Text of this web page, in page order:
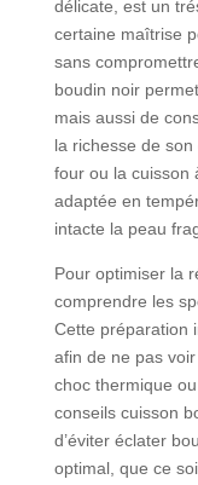
délicate, est un
certaine maîtrise
sans
boudin noir
mais aussi de
la richesse de son
four ou la cuisson
adaptée en
intacte la peau
Pour optimiser la
comprendre les
Cette préparation
afin de ne pas
choc thermique
conseils cuisson
d’éviter éclater
optimal, que ce